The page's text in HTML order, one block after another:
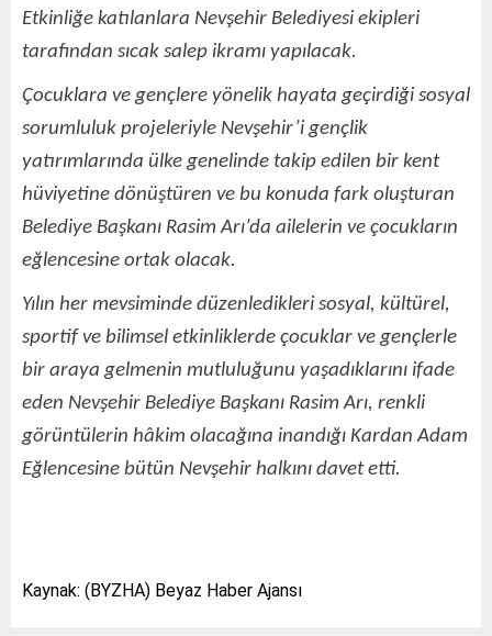
Etkinliğe katılanlara Nevşehir Belediyesi ekipleri
tarafından sıcak salep ikramı yapılacak.
Çocuklara ve gençlere yönelik hayata geçirdiği sosyal
sorumluluk projeleriyle Nevşehir’i gençlik
yatırımlarında ülke genelinde takip edilen bir kent
hüviyetine dönüştüren ve bu konuda fark oluşturan
Belediye Başkanı Rasim Arı’da ailelerin ve çocukların
eğlencesine ortak olacak.
Yılın her mevsiminde düzenledikleri sosyal, kültürel,
sportif ve bilimsel etkinliklerde çocuklar ve gençlerle
bir araya gelmenin mutluluğunu yaşadıklarını ifade
eden Nevşehir Belediye Başkanı Rasim Arı, renkli
görüntülerin hâkim olacağına inandığı Kardan Adam
Eğlencesine bütün Nevşehir halkını davet etti.
Kaynak: (BYZHA) Beyaz Haber Ajansı